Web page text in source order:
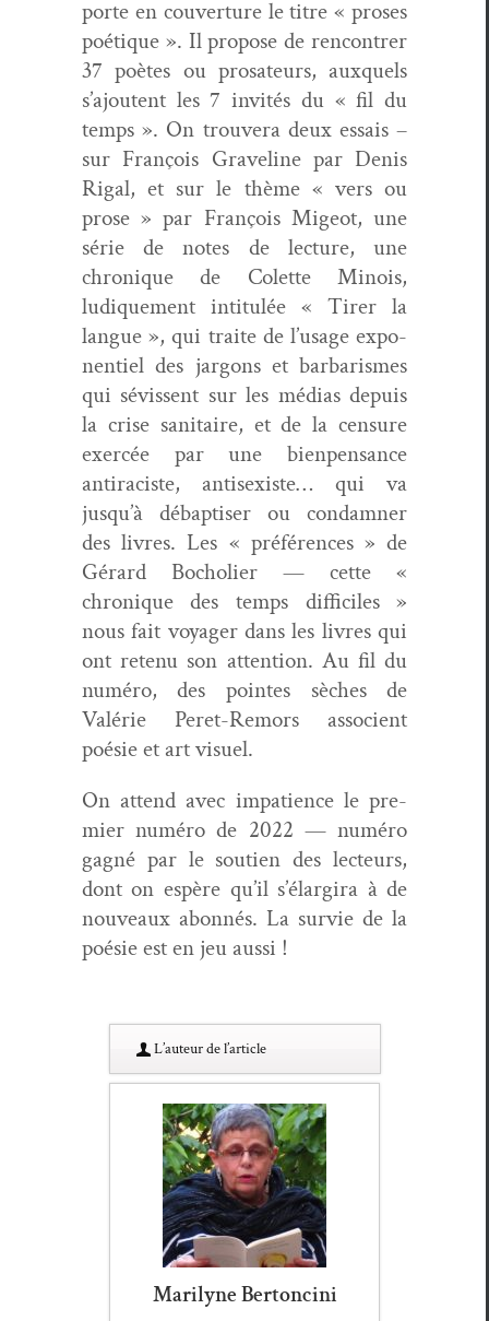
porte en cou­ver­ture le titre « pros­es
poé­tique ». Il pro­pose de ren­con­tr­er
37 poètes ou prosa­teurs, aux­quels
s’a­joutent les 7 invités du « fil du
temps ». On trou­vera deux essais –
sur François Grav­e­line par Denis
Rigal, et sur le thème « vers ou
prose » par François Migeot, une
série de notes de lec­ture, une
chronique de Colette Minois,
ludique­ment inti­t­ulée « Tir­er la
langue », qui traite de l’usage expo­
nen­tiel des jar­gons et bar­barismes
qui sévis­sent sur les médias depuis
la crise san­i­taire, et de la cen­sure
exer­cée par une bien­pen­sance
antiraciste, anti­sex­iste… qui va
jusqu’à débap­tis­er ou con­damn­er
des livres. Les « préférences » de
Gérard Bocholi­er — cette «
chronique des temps dif­fi­ciles »
nous fait voy­ager dans les livres qui
ont retenu son atten­tion. Au fil du
numéro, des pointes sèch­es de
Valérie Peret-Remors asso­cient
poésie et art visuel.
On attend avec impa­tience le pre­
mier numéro de 2022 — numéro
gag­né par le sou­tien des lecteurs,
dont on espère qu’il s’élargi­ra à de
nou­veaux abon­nés. La survie de la
poésie est en jeu aussi !
L’au­teur de l’article
Marilyne Bertoncini